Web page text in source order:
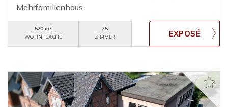
Mehrfamilienhaus
520 m²
WOHNFLÄCHE
25
ZIMMER